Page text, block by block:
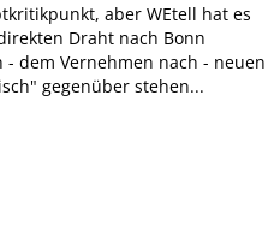
aber WEtell hat es
Draht nach Bonn
dem Vernehmen nach - neuen
gegenüber stehen...